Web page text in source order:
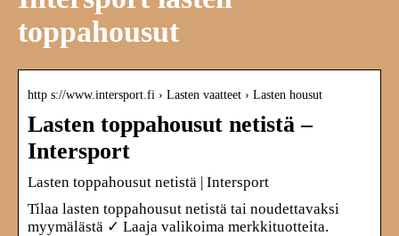
toppahousut
http s://www.intersport.fi › Lasten vaatteet › Lasten housut
Lasten toppahousut netistä –
Intersport
Lasten toppahousut netistä | Intersport
Tilaa lasten toppahousut netistä tai noudettavaksi
myymälästä ✓ Laaja valikoima merkkituotteita.